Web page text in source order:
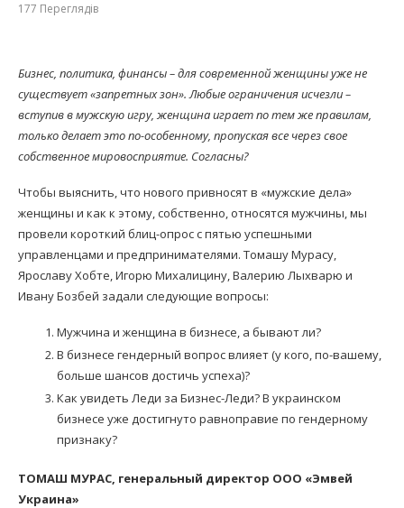
177 Переглядів
Бизнес, политика, финансы – для современной женщины уже не
существует «запретных зон». Любые ограничения исчезли –
вступив в мужскую игру, женщина играет по тем же правилам,
только делает это по-особенному, пропуская все через свое
собственное мировосприятие. Согласны?
Чтобы выяснить, что нового привносят в «мужские дела»
женщины и как к этому, собственно, относятся мужчины, мы
провели короткий блиц-опрос с пятью успешными
управленцами и предпринимателями. Томашу Мурасу,
Ярославу Хобте, Игорю Михалицину, Валерию Лыхварю и
Ивану Бозбей задали следующие вопросы:
Мужчина и женщина в бизнесе, а бывают ли?
В бизнесе гендерный вопрос влияет (у кого, по-вашему,
больше шансов достичь успеха)?
Как увидеть Леди за Бизнес-Леди? В украинском
бизнесе уже достигнуто равноправие по гендерному
признаку?
ТОМАШ МУРАС, генеральный директор ООО «Эмвей
Украина»